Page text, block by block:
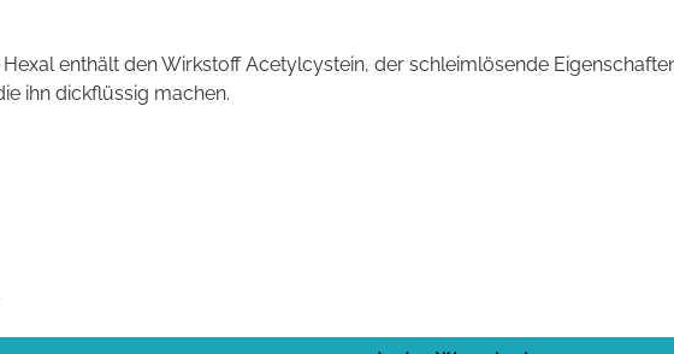
enthält den Wirkstoff Acetylcystein, der schleimlösende
ihn dickflüssig machen.